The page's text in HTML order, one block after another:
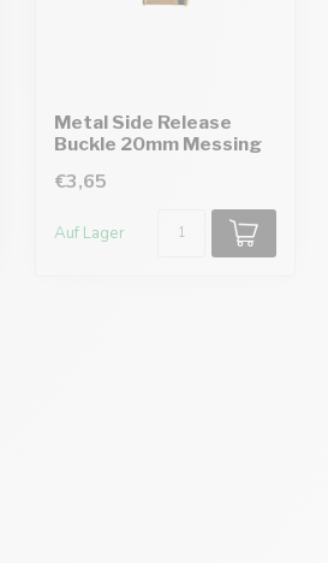
Metal Side Release
Buckle 20mm Messing
€3,65
Auf Lager